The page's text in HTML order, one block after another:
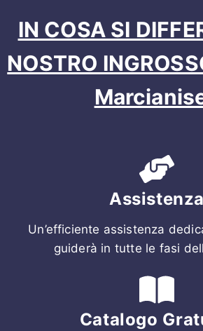
IN COSA SI
NOSTRO
Assistenza
Un’efficiente assistenza
guiderà in tutte le fasi
Catalogo